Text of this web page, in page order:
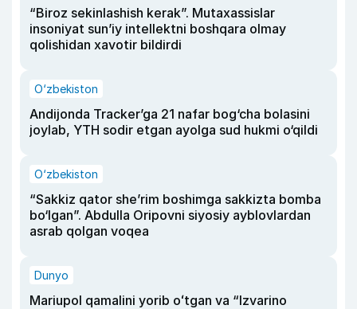
“Biroz sekinlashish kerak”. Mutaxassislar
insoniyat sun’iy intellektni boshqara olmay
qolishidan xavotir bildirdi
O‘zbekiston
Andijonda Tracker’ga 21 nafar bog‘cha bolasini
joylab, YTH sodir etgan ayolga sud hukmi o‘qildi
O‘zbekiston
“Sakkiz qator she’rim boshimga sakkizta bomba
bo‘lgan”. Abdulla Oripovni siyosiy ayblovlardan
asrab qolgan voqea
Dunyo
Mariupol qamalini yorib oʻtgan va “Izvarino